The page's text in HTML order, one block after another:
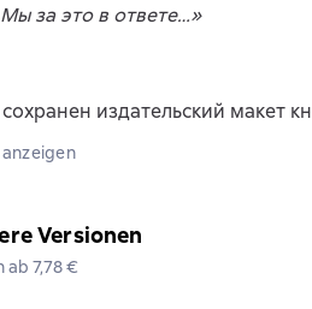
за это в ответе…»
издательский макет
Versionen
ab 7,78 €